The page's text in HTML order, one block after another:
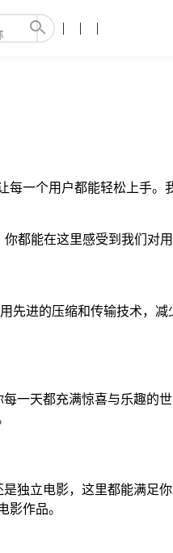
一个用户都能轻松上手
都能在这里感受到我们对用
先进的压缩和传输技术，
一天都充满惊喜与乐趣的
独立电影，这里都能满足
影作品。